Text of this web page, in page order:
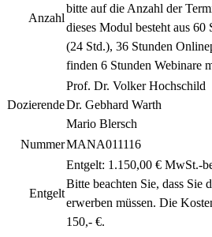
Anzahl
bitte auf die Anzahl der
dieses Modul besteht aus 60
(24 Std.), 36 Stunden
finden 6 Stunden Webinare
Dozierende
Prof. Dr. Volker Hochschild
Dr. Gebhard Warth
Mario Blersch
NummerMANA011116
Entgelt
Entgelt: 1.150,00 € MwSt.-
Bitte beachten Sie, dass Sie
erwerben müssen. Die
150,- €.